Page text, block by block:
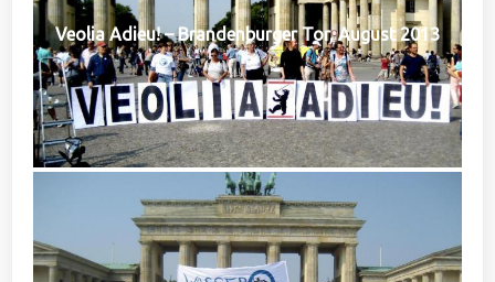
Veolia Adieu! – Brandenburger Tor, August 2013